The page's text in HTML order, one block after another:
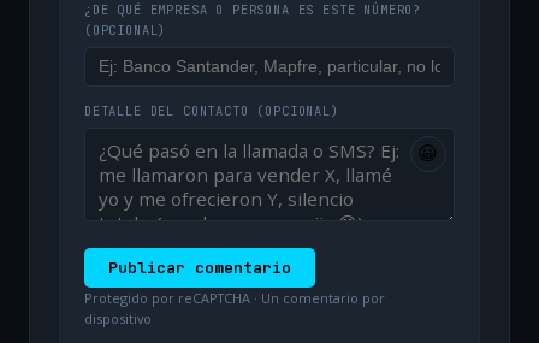
¿DE QUÉ EMPRESA O PERSONA ES ESTE NÚMERO?
(OPCIONAL)
DETALLE DEL CONTACTO (OPCIONAL)
😀
Publicar comentario
Protegido por reCAPTCHA · Un comentario por
dispositivo